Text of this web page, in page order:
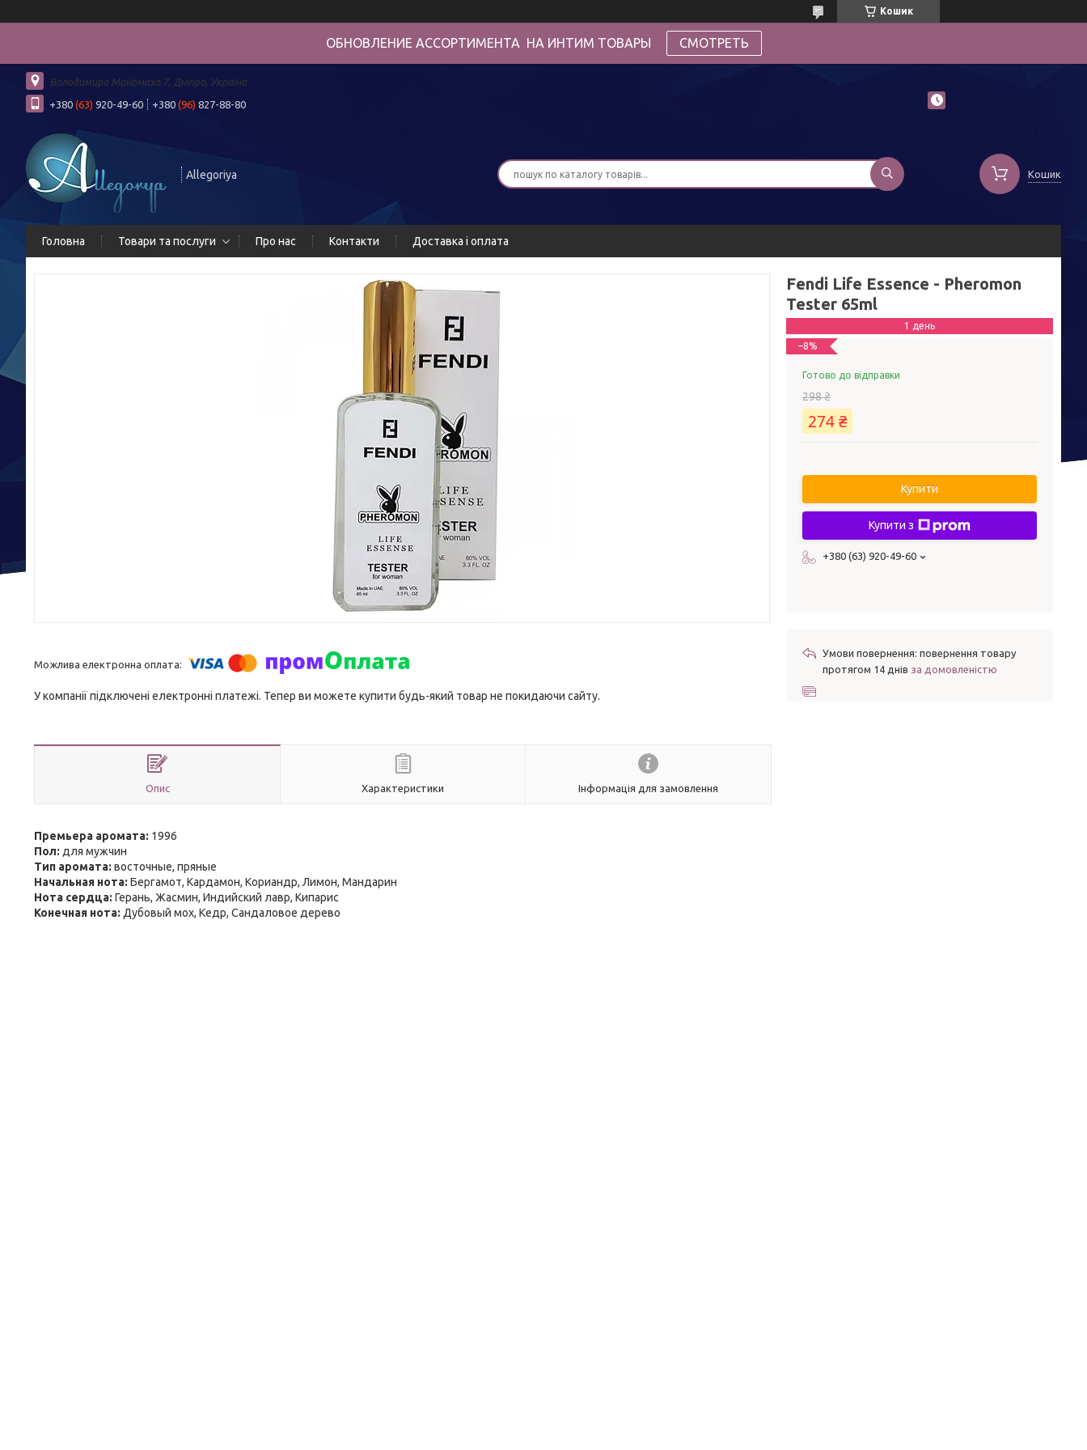
Кошик
ОБНОВЛЕНИЕ АССОРТИМЕНТА НА ИНТИМ ТОВАРЫ СМОТРЕТЬ
Володимира Мономаха 7, Дніпро, Україна
+380 (63) 920-49-60 +380 (96) 827-88-80
Allegoriya Кошик
Головна Товари та послуги Про нас Контакти Доставка і оплата
У компанії підключені електронні платежі. Тепер ви можете купити будь-який товар не покидаючи сайту.
Опис Характеристики Інформація для замовлення
Премьера аромата: 1996
Пол: для мужчин
Тип аромата: восточные, пряные
Начальная нота: Бергамот, Кардамон, Кориандр, Лимон, Мандарин
Нота сердца: Герань, Жасмин, Индийский лавр, Кипарис
Конечная нота: Дубовый мох, Кедр, Сандаловое дерево
Fendi Life Essence - Pheromon
Tester 65ml
1 день
–8%
Готово до відправки
298 ₴
274 ₴
Купити
Купити з
+380 (63) 920-49-60
повернення товару
протягом 14 днів за домовленістю